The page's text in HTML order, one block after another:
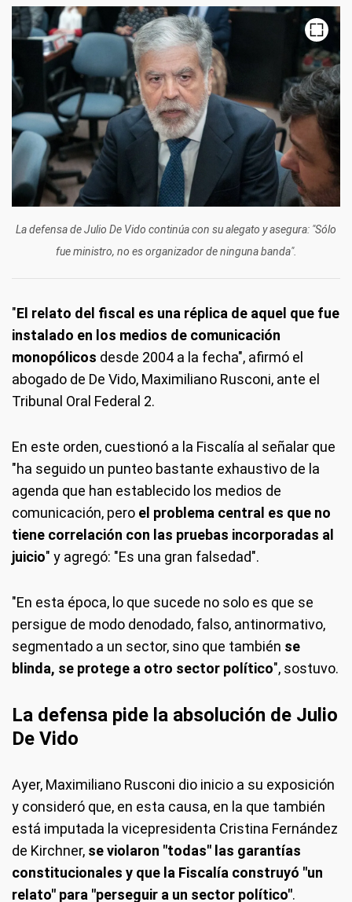
La defensa de Julio De Vido continúa con su alegato y asegura: "Sólo
fue ministro, no es organizador de ninguna banda".
"El relato del fiscal es una réplica de aquel que fue
instalado en los medios de comunicación
monopólicos desde 2004 a la fecha", afirmó el
abogado de De Vido, Maximiliano Rusconi, ante el
Tribunal Oral Federal 2.
En este orden, cuestionó a la Fiscalía al señalar que
"ha seguido un punteo bastante exhaustivo de la
agenda que han establecido los medios de
comunicación, pero el problema central es que no
tiene correlación con las pruebas incorporadas al
juicio" y agregó: "Es una gran falsedad".
"En esta época, lo que sucede no solo es que se
persigue de modo denodado, falso, antinormativo,
segmentado a un sector, sino que también se
blinda, se protege a otro sector político", sostuvo.
La defensa pide la absolución de Julio
De Vido
Ayer, Maximiliano Rusconi dio inicio a su exposición
y consideró que, en esta causa, en la que también
está imputada la vicepresidenta Cristina Fernández
de Kirchner, se violaron "todas" las garantías
constitucionales y que la Fiscalía construyó "un
relato" para "perseguir a un sector político".